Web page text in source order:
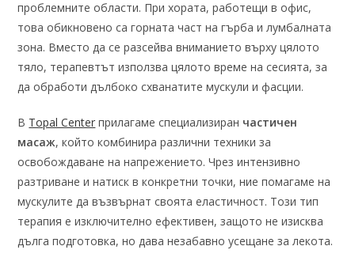
проблемните области. При хората, работещи в офис,
това обикновено са горната част на гърба и лумбалната
зона. Вместо да се разсейва вниманието върху цялото
тяло, терапевтът използва цялото време на сесията, за
да обработи дълбоко схванатите мускули и фасции.
В Topal Center прилагаме специализиран частичен
масаж, който комбинира различни техники за
освобождаване на напрежението. Чрез интензивно
разтриване и натиск в конкретни точки, ние помагаме на
мускулите да възвърнат своята еластичност. Този тип
терапия е изключително ефективен, защото не изисква
дълга подготовка, но дава незабавно усещане за лекота.